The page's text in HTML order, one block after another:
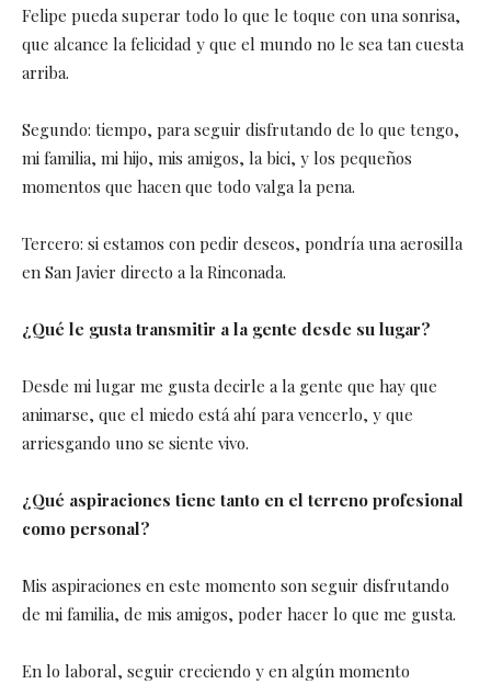
Felipe pueda superar todo lo que le toque con una sonrisa,
que alcance la felicidad y que el mundo no le sea tan cuesta
arriba.
Segundo: tiempo, para seguir disfrutando de lo que tengo,
mi familia, mi hijo, mis amigos, la bici, y los pequeños
momentos que hacen que todo valga la pena.
Tercero: si estamos con pedir deseos, pondría una aerosilla
en San Javier directo a la Rinconada.
¿Qué le gusta transmitir a la gente desde su lugar?
Desde mi lugar me gusta decirle a la gente que hay que
animarse, que el miedo está ahí para vencerlo, y que
arriesgando uno se siente vivo.
¿Qué aspiraciones tiene tanto en el terreno profesional
como personal?
Mis aspiraciones en este momento son seguir disfrutando
de mi familia, de mis amigos, poder hacer lo que me gusta.
En lo laboral, seguir creciendo y en algún momento